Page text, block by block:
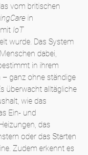
vom britischen
in
IoT
wurde. Das System
dabei,
in ihrem
– ganz ohne ständige
überwacht alltägliche
wie das
Ein- und
das
oder das Starten
Zudem erkennt es